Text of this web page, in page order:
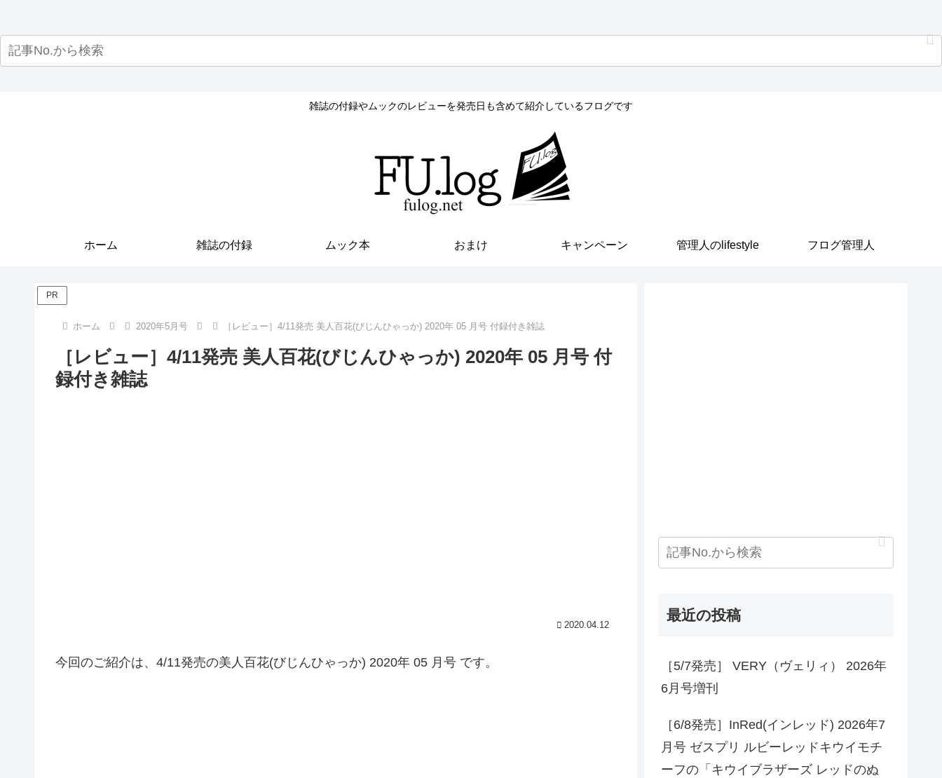
雑誌の付録やムックのレビューを発売日も含めて紹介しているフログです
ホーム 雑誌の付録 ムック本 おまけ キャンペーン 管理人のlifestyle フログ管理人
PR
ホーム 2020年5月号 ［レビュー］4/11発売 美人百花(びじんひゃっか) 2020年 05 月号 付録付き雑誌
［レビュー］4/11発売 美人百花(びじんひゃっか) 2020年 05 月号 付
録付き雑誌
2020.04.12
今回のご紹介は、4/11発売の美人百花(びじんひゃっか) 2020年 05 月号 です。
最近の投稿
［5/7発売］ VERY（ヴェリィ） 2026年
6月号増刊
［6/8発売］InRed(インレッド) 2026年7
月号 ゼスプリ ルビーレッドキウイモチ
ーフの「キウイブラザーズ レッドのぬ